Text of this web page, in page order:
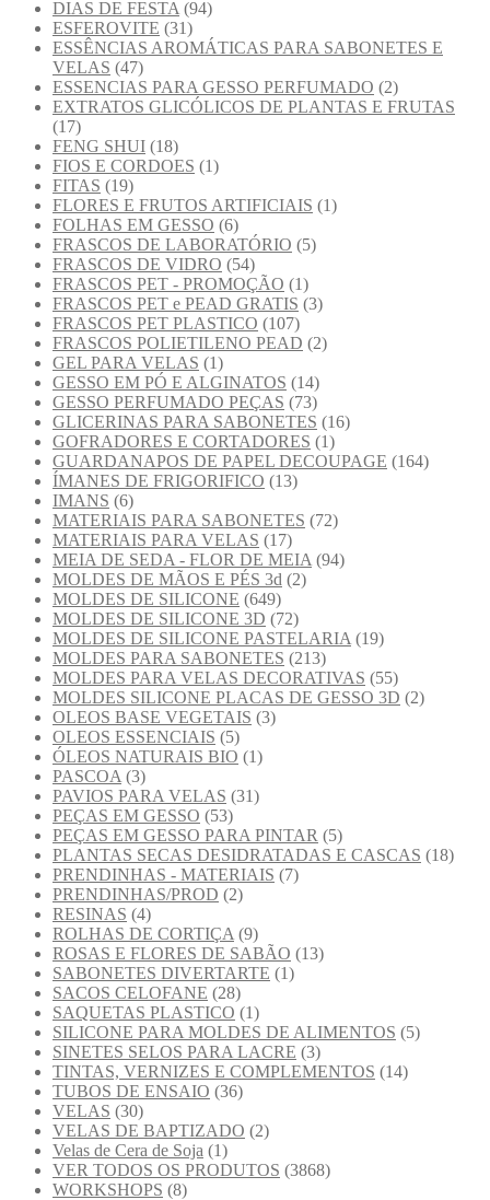
DIAS DE FESTA (94)
ESFEROVITE (31)
ESSÊNCIAS AROMÁTICAS PARA SABONETES E
VELAS (47)
ESSENCIAS PARA GESSO PERFUMADO (2)
EXTRATOS GLICÓLICOS DE PLANTAS E FRUTAS
(17)
FENG SHUI (18)
FIOS E CORDOES (1)
FITAS (19)
FLORES E FRUTOS ARTIFICIAIS (1)
FOLHAS EM GESSO (6)
FRASCOS DE LABORATÓRIO (5)
FRASCOS DE VIDRO (54)
FRASCOS PET - PROMOÇÃO (1)
FRASCOS PET e PEAD GRATIS (3)
FRASCOS PET PLASTICO (107)
FRASCOS POLIETILENO PEAD (2)
GEL PARA VELAS (1)
GESSO EM PÓ E ALGINATOS (14)
GESSO PERFUMADO PEÇAS (73)
GLICERINAS PARA SABONETES (16)
GOFRADORES E CORTADORES (1)
GUARDANAPOS DE PAPEL DECOUPAGE (164)
ÍMANES DE FRIGORIFICO (13)
IMANS (6)
MATERIAIS PARA SABONETES (72)
MATERIAIS PARA VELAS (17)
MEIA DE SEDA - FLOR DE MEIA (94)
MOLDES DE MÃOS E PÉS 3d (2)
MOLDES DE SILICONE (649)
MOLDES DE SILICONE 3D (72)
MOLDES DE SILICONE PASTELARIA (19)
MOLDES PARA SABONETES (213)
MOLDES PARA VELAS DECORATIVAS (55)
MOLDES SILICONE PLACAS DE GESSO 3D (2)
OLEOS BASE VEGETAIS (3)
OLEOS ESSENCIAIS (5)
ÓLEOS NATURAIS BIO (1)
PASCOA (3)
PAVIOS PARA VELAS (31)
PEÇAS EM GESSO (53)
PEÇAS EM GESSO PARA PINTAR (5)
PLANTAS SECAS DESIDRATADAS E CASCAS (18)
PRENDINHAS - MATERIAIS (7)
PRENDINHAS/PROD (2)
RESINAS (4)
ROLHAS DE CORTIÇA (9)
ROSAS E FLORES DE SABÃO (13)
SABONETES DIVERTARTE (1)
SACOS CELOFANE (28)
SAQUETAS PLASTICO (1)
SILICONE PARA MOLDES DE ALIMENTOS (5)
SINETES SELOS PARA LACRE (3)
TINTAS, VERNIZES E COMPLEMENTOS (14)
TUBOS DE ENSAIO (36)
VELAS (30)
VELAS DE BAPTIZADO (2)
Velas de Cera de Soja (1)
VER TODOS OS PRODUTOS (3868)
WORKSHOPS (8)